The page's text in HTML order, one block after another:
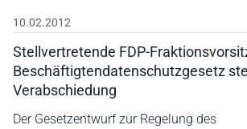
10.02.2012
Stellvertretende FDP-
Beschäftigtendatenschutzgesetz
Verabschiedung
Der Gesetzentwurf zur Regelung des